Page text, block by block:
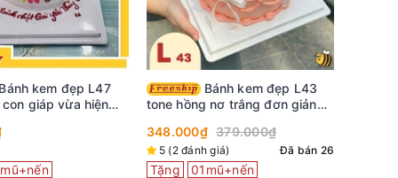
giáp vừa hiện
Bánh kem đẹp L43
tone hồng nơ trắng đơn giản
348.000₫ 379.000₫
5 (2 đánh giá) Đã bán 26
Tặng 01mũ+nến